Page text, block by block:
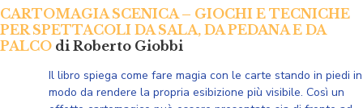
CARTOMAGIA SCENICA – GIOCHI E TECNICHE
PER SPETTACOLI DA SALA, DA PEDANA E DA
PALCO di Roberto Giobbi
Il libro spiega come fare magia con le carte stando in piedi in
modo da rendere la propria esibizione più visibile. Così un